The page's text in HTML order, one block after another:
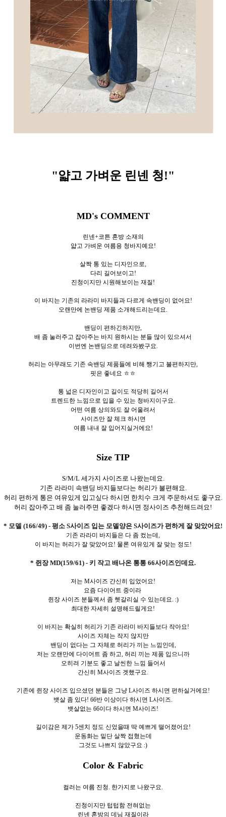
"얇고 가벼운 린넨 청!"
MD's COMMENT
린넨+코튼 혼방 소재의
얇고 가벼운 여름용 청바지예요!
살짝 통 있는 디자인으로,
다리 길어보이고!
진청이지만 시원해보이는 재질!
이 바지는 기존의 라라미 바지들과 다르게 속밴딩이 없어요!
오랜만에 논밴딩 제품 소개해드리는데요.
밴딩이 편하긴하지만,
배 좀 눌러주고 잡아주는 바지 원하시는 분들 많이 있으셔서
이번엔 논밴딩으로 데려와봤구요.
허리는 아무래도 기존 속밴딩 제품들에 비해 쨍기고 불편하지만,
핏은 좋네요 ㅎㅎ
통 넓은 디자인이고 길이도 적당히 길어서
트렌드한 느낌으로 입을 수 있는 청바지이구요.
어떤 여름 상의와도 잘 어울려서
사이즈만 잘 체크 하시면
여름 내내 잘 입어지실거에요!
Size TIP
S/M/L 세가지 사이즈로 나왔는데요.
기존 라라미 속밴딩 바지들보다는 허리가 불편해요.
허리 편하게 통은 여유있게 입고싶다 하시면 한치수 크게 주문하셔도 좋구요.
허리 잡아주고 배 좀 눌러주면 좋겠다 하시면 정사이즈 추천해드려요!
* 모델 (166/49) - 평소 S사이즈 입는 모델양은 S사이즈가 편하게 잘 맞았어요!
기존 라라미 바지들은 다 좀 컸는데,
이 바지는 허리가 잘 맞았어요! 물론 여유있게 잘 맞는 정도!
* 쥔장 MD(159/61) - 키 작고 배나온 통통 66사이즈인데요.
저는 M사이즈 간신히 입었어요!
요즘 다이어트 중이라
쥔장 사이즈 분들께서 좀 헷갈리실 수 있는데요. :)
최대한 자세히 설명해드릴게요!
이 바지는 확실히 허리가 기존 라라미 바지들보다 작아요!
사이즈 자체는 작지 않지만
밴딩이 없다는 그 자체로 허리가 끼는 느낌인데,
저는 오랜만에 다이어트 좀 하고, 허리 끼는 제품 입으니까
오히려 기분도 좋고 날씬한 느낌 들어서
간신히 M사이즈 겟했구요.
기존에 쥔장 사이즈 입으셨던 분들은 그냥 L사이즈 하시면 편하실거에요!
뱃살 좀 있다! 66반 이상이다 하시면 L사이즈.
뱃살없는 66이다 하시면 M사이즈!
길이감은 제가 5센치 정도 신었을때 딱 예쁘게 떨어졌어요!
운동화는 밑단 살짝 접혔는데
그것도 나쁘지 않았구요 :)
Color & Fabric
컬러는 여름 진청. 한가지로 나왔구요.
진청이지만 텁텁함 전혀없는
린넨 혼방의 데님 재질이라